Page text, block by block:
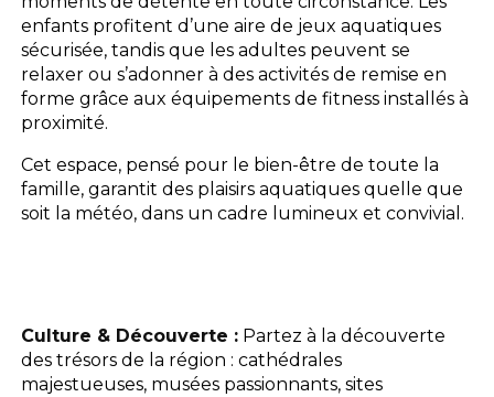
enfants profitent d’une aire de jeux aquatiques
sécurisée, tandis que les adultes peuvent se
relaxer ou s’adonner à des activités de remise en
forme grâce aux équipements de fitness installés à
proximité.
Cet espace, pensé pour le bien-être de toute la
famille, garantit des plaisirs aquatiques quelle que
soit la météo, dans un cadre lumineux et convivial.
Culture & Découverte : Partez à la découverte
des trésors de la région : cathédrales
majestueuses, musées passionnants, sites